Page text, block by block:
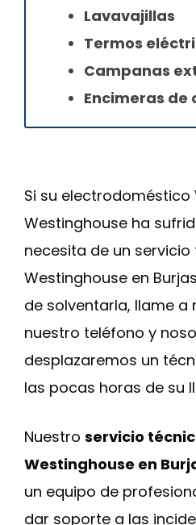
Lavavajillas
Termos
Campanas
Encimeras de
Si su electrodoméstico
Westinghouse ha
necesita de un
Westinghouse en
de solventarla, llame
nuestro teléfono y
desplazaremos un
las pocas horas de su
Nuestro servicio
Westinghouse en
un equipo de
dar soporte a las